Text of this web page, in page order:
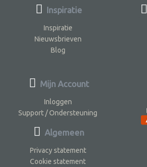
Inspiratie
Inspiratie
Nieuwsbrieven
Blog
Mijn Account
Inloggen
Support / Ondersteuning
Algemeen
Privacy statement
Cookie statement